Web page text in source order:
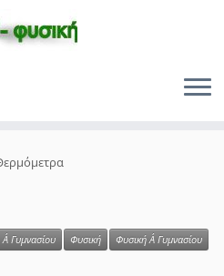
Α΄ Γυμνασίου Φυσική Φυσική Α΄ Γυμνασίου